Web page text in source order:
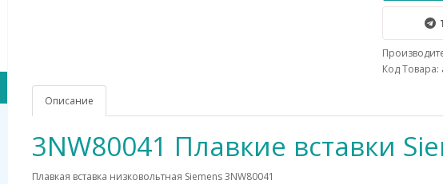
Код Товара:
Описание
3NW80041 Плавкие вставки
Плавкая вставка низковольтная Siemens 3NW80041